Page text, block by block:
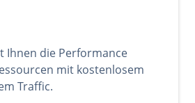
Ihnen die Performance
mit kostenlosem
Traffic.